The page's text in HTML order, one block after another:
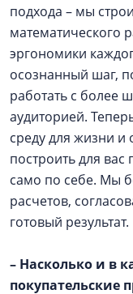
подхода – мы
математического
эргономики
осознанный шаг,
работать с более
аудиторией.
среду для жизни и
построить для вас
само по себе. Мы
расчетов,
готовый результат.
– Насколько и в
покупательские